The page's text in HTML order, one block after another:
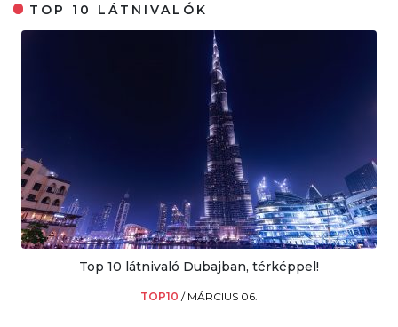
TOP 10 LÁTNIVALÓK
Top 10 látnivaló Dubajban, térképpel!
TOP10 / MÁRCIUS 06.